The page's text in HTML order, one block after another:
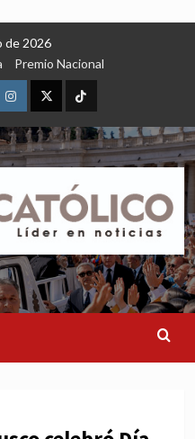
de 2026
Premio Nacional
Instagram
X TikTok